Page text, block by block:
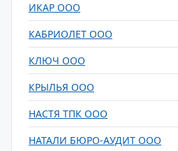
ИКАР ООО
КАБРИОЛЕТ ООО
КЛЮЧ ООО
КРЫЛЬЯ ООО
НАСТЯ ТПК ООО
НАТАЛИ БЮРО-АУДИТ ООО